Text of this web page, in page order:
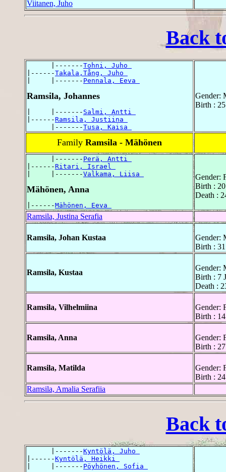
Viitanen, Juho
Back
      |-------
Tohni, Juho
|------Takala,Tång, Juho
|     |------- Pennala, Eeva
Ramsila, Johannes
|     |------- Salmi, Antti
|------Ramsila, Justiina
      |-------
Tusa, Kaisa
Gender:
Birth :
Family Ramsila - Mähönen
      |-------
Perä, Antti
|------Ritari, Israel
|     |-------Valkama, Liisa
Mähönen, Anna
|------Mähönen, Eeva
Gender:
Birth :
Death :
Ramsila, Justina Serafia
Ramsila, Johan Kustaa
Gender:
Birth :
Ramsila, Kustaa
Gender:
Birth : 7
Death :
Ramsila, Vilhelmiina
Gender:
Birth :
Ramsila, Anna
Gender:
Birth :
Ramsila, Matilda
Gender:
Birth :
Ramsila, Amalia Serafiia
Back
      |-------
Kyntölä, Juho
|------Kyntölä, Heikki
|     |------- Pöyhönen, Sofia